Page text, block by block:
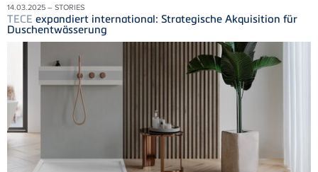
14.03.2025 – STORIES
TECE expandiert international: Strategische Akquisition für
Duschentwässerung